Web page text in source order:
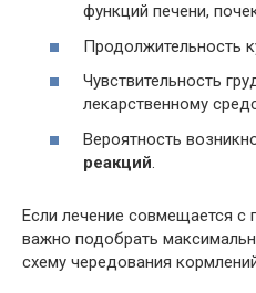
функций печени,
Продолжительность
Чувствительность
лекарственному
Вероятность
реакций
Если лечение совмещается с
важно подобрать
схему чередования